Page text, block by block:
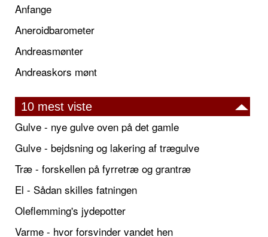
Anfange
Aneroidbarometer
Andreasmønter
Andreaskors mønt
10 mest viste
Gulve - nye gulve oven på det gamle
Gulve - bejdsning og lakering af trægulve
Træ - forskellen på fyrretræ og grantræ
El - Sådan skilles fatningen
Oleflemming's jydepotter
Varme - hvor forsvinder vandet hen